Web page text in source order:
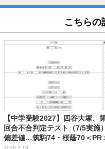
こちらの
【中学受験2027】四谷大塚、
回合不合判定テスト（7/5実施）
偏差値…筑駒74・桜蔭70＜PR
2026.7.10